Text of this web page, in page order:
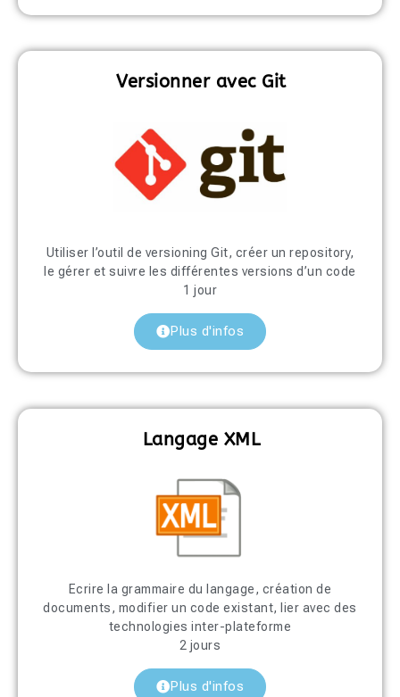
Versionner avec Git
Utiliser l’outil de versioning Git, créer un repository,
le gérer et suivre les différentes versions d’un code
1 jour
Plus d'infos
Langage XML
Ecrire la grammaire du langage, création de
documents, modifier un code existant, lier avec des
technologies inter-plateforme
2 jours
Plus d'infos